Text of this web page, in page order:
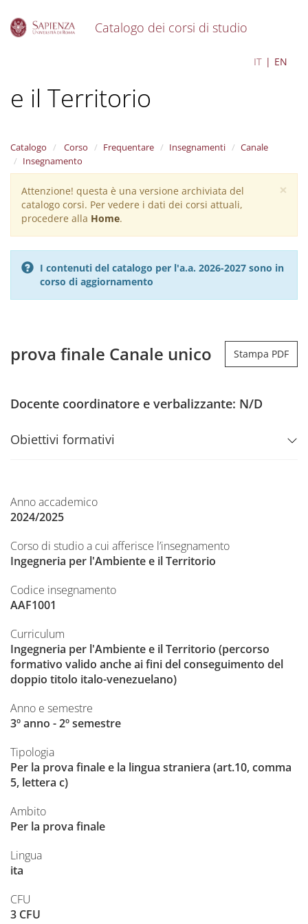
Catalogo dei corsi di studio
IT EN
Ingegneria per l'Ambiente
e il Territorio
Catalogo Corso Frequentare Insegnamenti
Canale
Insegnamento
×
Warning
message
Attenzione! questa è una versione archiviata del
catalogo corsi. Per vedere i dati dei corsi attuali,
procedere alla Home.
I contenuti del catalogo per l'a.a. 2026-2027 sono in
corso di aggiornamento
prova finale Canale unico Stampa PDF
Docente coordinatore e verbalizzante: N/D
Obiettivi formativi
Anno accademico
2024/2025
Corso di studio a cui afferisce l’insegnamento
Ingegneria per l'Ambiente e il Territorio
Codice insegnamento
AAF1001
Curriculum
Ingegneria per l'Ambiente e il Territorio (percorso
formativo valido anche ai fini del conseguimento del
doppio titolo italo-venezuelano)
Anno e semestre
3º anno - 2º semestre
Tipologia
Per la prova finale e la lingua straniera (art.10, comma
5, lettera c)
Ambito
Per la prova finale
Lingua
ita
CFU
3 CFU